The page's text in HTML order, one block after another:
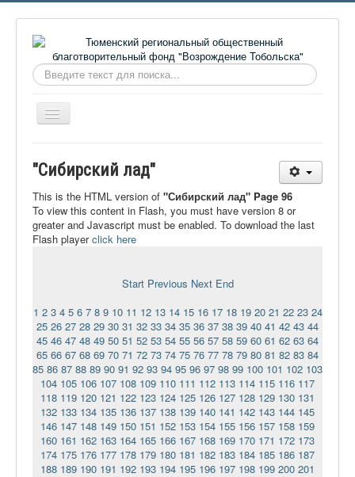
Искать...
Включить/
выключить
О фонде
Онлайн библиотека
Видеоматериалы
Сайт проекта Достоевский
Ермаковополе.рф
"Сибирский лад"
This is the HTML version of "Сибирский лад" Page 96
To view this content in Flash, you must have version 8 or
greater and Javascript must be enabled. To download the last
Flash playerclick here
Start Previous Next End
1 2 3 4 5 6 7 8 9 10 11 12 13 14 15 16 17 18 19 20 21 22 23 24
25 26 27 28 29 30 31 32 33 34 35 36 37 38 39 40 41 42 43 44
45 46 47 48 49 50 51 52 53 54 55 56 57 58 59 60 61 62 63 64
65 66 67 68 69 70 71 72 73 74 75 76 77 78 79 80 81 82 83 84
85 86 87 88 89 90 91 92 93 94 95 96 97 98 99 100 101 102 103
104 105 106 107 108 109 110 111 112 113 114 115 116 117
118 119 120 121 122 123 124 125 126 127 128 129 130 131
132 133 134 135 136 137 138 139 140 141 142 143 144 145
146 147 148 149 150 151 152 153 154 155 156 157 158 159
160 161 162 163 164 165 166 167 168 169 170 171 172 173
174 175 176 177 178 179 180 181 182 183 184 185 186 187
188 189 190 191 192 193 194 195 196 197 198 199 200 201